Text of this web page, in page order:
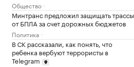
Общество
Минтранс предложил защищать трассы
от БПЛА за счет дорожных бюджетов
Политика
В СК рассказали, как понять, что
ребенка вербуют террористы в
Telegram